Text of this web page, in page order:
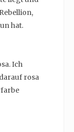
hat.
Ich
rosa